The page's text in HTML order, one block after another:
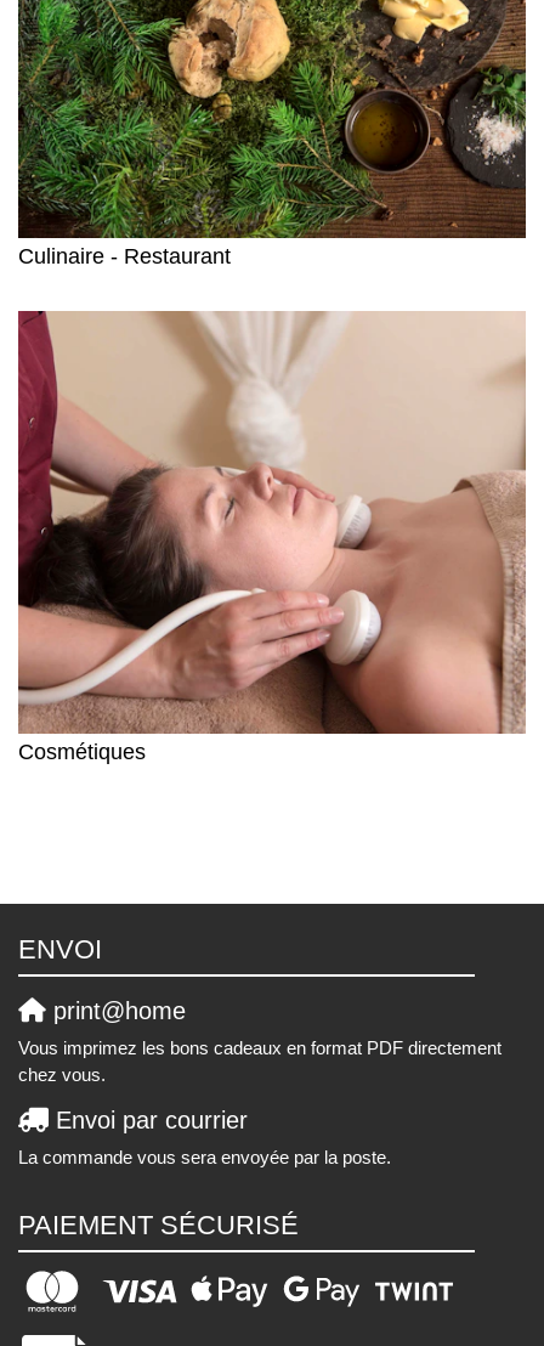
Culinaire - Restaurant
Cosmétiques
ENVOI
print@home
Vous imprimez les bons cadeaux en format PDF directement
chez vous.
Envoi par courrier
La commande vous sera envoyée par la poste.
PAIEMENT SÉCURISÉ